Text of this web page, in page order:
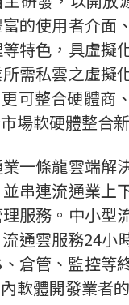
的使用者介面
特色，具虛
需私雲之虛
可整合硬體商
場軟硬體整合
一條龍雲端
串連流通業
服務。中小
通雲服務24小
倉管、監控
軟體開發業者